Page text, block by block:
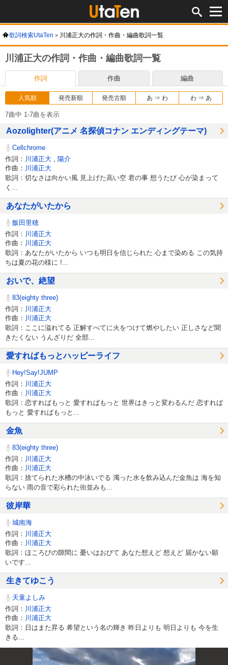
歌詞検索UtaTen 川浦正大の作詞・作曲・編曲歌詞一覧
川浦正大の作詞・作曲・編曲歌詞一覧
作詞 作曲 編曲
人気順 発売新順 発売古順 あ ⇒ わ わ ⇒ あ
7曲中 1-7曲を表示
Aozolighter(アニメ 名探偵コナン エンディングテーマ)
Cellchrome
作詞： 川浦正大
陽介
作曲： 川浦正大
歌詞：切なさは向かい風 見上げた高い空 君の事 想うたび 心が染まって
く...
あなたがいたから
飯田里穂
作詞： 川浦正大
作曲： 川浦正大
歌詞：あなたがいたから いつも明日を信じられた 心まで染める この気持
ちは夏の花の様に !...
おいで、絶望
83(eighty three)
作詞： 川浦正大
作曲： 川浦正大
歌詞：ここに溢れてる 正解すべてに火をつけて燃やしたい 正しさなど聞
きたくない うんざりだ 全部...
愛すればもっとハッピーライフ
Hey!Say!JUMP
作詞： 川浦正大
作曲： 川浦正大
歌詞：恋すればもっと 愛すればもっと 世界はきっと変わるんだ 恋すれば
もっと 愛すればもっと...
金魚
83(eighty three)
作詞： 川浦正大
作曲： 川浦正大
歌詞：捨てられた水槽の中泳いでる 濁った水を飲み込んだ金魚は 海を知
らない 雨の音で彩られた街並みも...
彼岸華
城南海
作詞： 川浦正大
作曲： 川浦正大
歌詞：ほころびの隙間に 憂いはおびて あなた想えど 想えど 届かない願
いです...
生きてゆこう
天童よしみ
作詞： 川浦正大
作曲： 川浦正大
歌詞：日はまた昇る 希望という名の輝き 昨日よりも 明日よりも 今を生
きる...